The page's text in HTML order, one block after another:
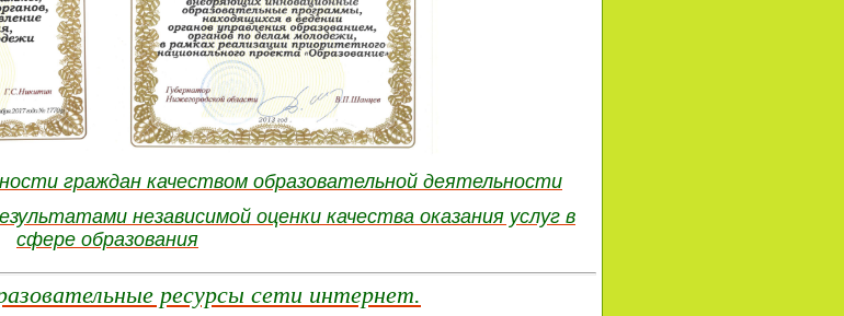
граждан качеством образовательной деятельности
независимой оценки качества оказания услуг в
сфере образования
ресурсы сети интернет.